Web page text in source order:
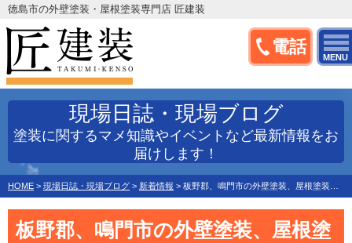
電話
MENU
徳島市の外壁塗装・屋根塗装専門店 匠建装
現場日誌・現場ブログ
塗装に関するマメ知識やイベントなど最新情報をお
届けします！
HOME > 現場日誌・現場ブログ > 新着情報 > 板野郡、鳴門市の外壁塗装、屋根塗装の施工現場の紹介(*^▽^*)
板野郡、鳴門市の外壁塗装、屋根塗